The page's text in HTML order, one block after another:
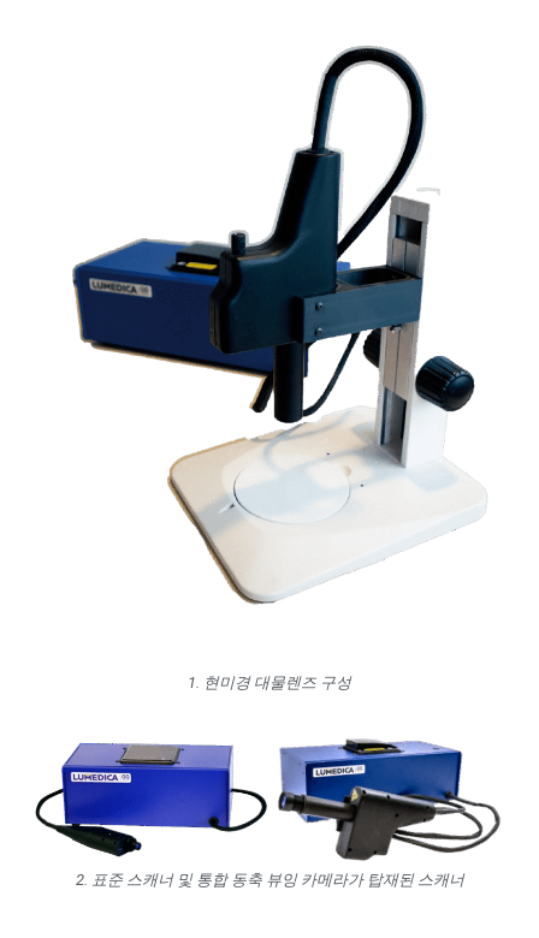
1. 현미경 대물렌즈 구성
2. 표준 스캐너 및 통합 동축 뷰잉 카메라가 탑재된 스캐너